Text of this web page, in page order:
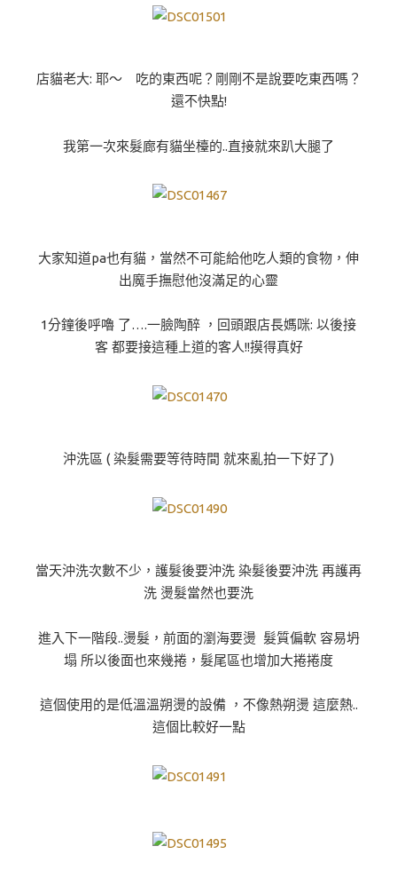
店貓老大: 耶～ 吃的東西呢？剛剛不是說要吃東西嗎？
還不快點!
我第一次來髮廊有貓坐檯的..直接就來趴大腿了
大家知道pa也有貓，當然不可能給他吃人類的食物，伸
出魔手撫慰他沒滿足的心靈
1分鐘後呼嚕 了….一臉陶醉 ，回頭跟店長媽咪: 以後接
客 都要接這種上道的客人!!摸得真好
沖洗區 ( 染髮需要等待時間 就來亂拍一下好了)
當天沖洗次數不少，護髮後要沖洗 染髮後要沖洗 再護再
洗 燙髮當然也要洗
進入下一階段..燙髮，前面的瀏海要燙 髮質偏軟 容易坍
塌 所以後面也來幾捲，髮尾區也增加大捲捲度
這個使用的是低溫溫朔燙的設備 ，不像熱朔燙 這麼熱..
這個比較好一點